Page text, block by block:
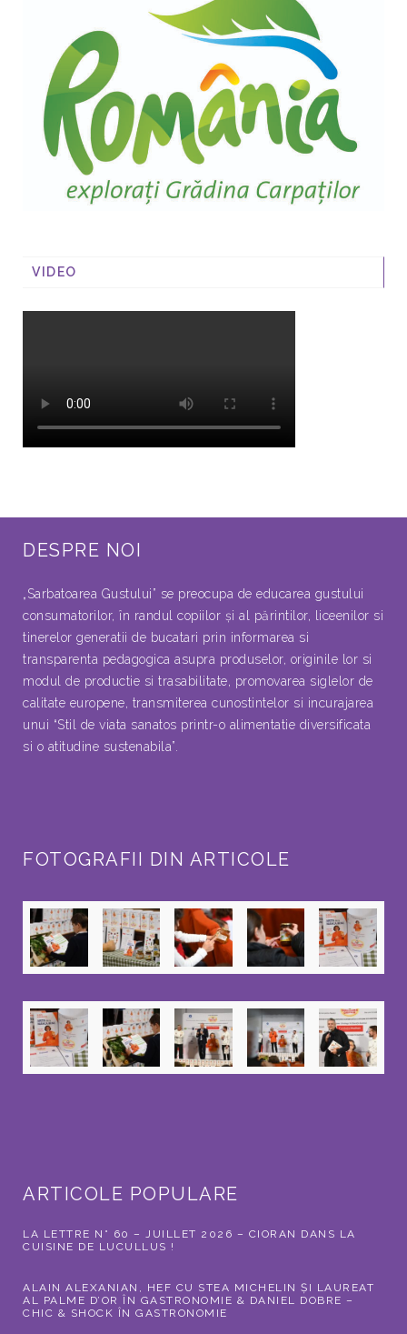
VIDEO
DESPRE NOI
„Sarbatoarea Gustului” se preocupa de educarea gustului
consumatorilor, în randul copiilor şi al părintilor, liceenilor si
tinerelor generatii de bucatari prin informarea si
transparenta pedagogica asupra produselor, originile lor si
modul de productie si trasabilitate, promovarea siglelor de
calitate europene, transmiterea cunostintelor si incurajarea
unui “Stil de viata sanatos printr-o alimentatie diversificata
si o atitudine sustenabila”.
FOTOGRAFII DIN ARTICOLE
ARTICOLE POPULARE
LA LETTRE N° 60 – JUILLET 2026 – CIORAN DANS LA
CUISINE DE LUCULLUS !
ALAIN ALEXANIAN, HEF CU STEA MICHELIN ȘI LAUREAT
AL PALME D’OR ÎN GASTRONOMIE & DANIEL DOBRE –
CHIC & SHOCK ÎN GASTRONOMIE